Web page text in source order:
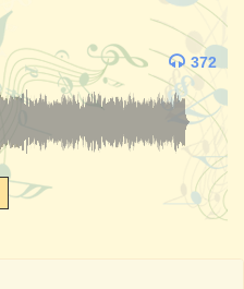
372